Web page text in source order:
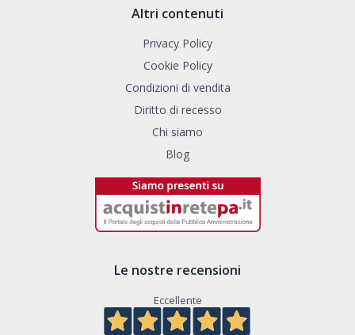
Altri contenuti
Privacy Policy
Cookie Policy
Condizioni di vendita
Diritto di recesso
Chi siamo
Blog
Le nostre recensioni
Eccellente